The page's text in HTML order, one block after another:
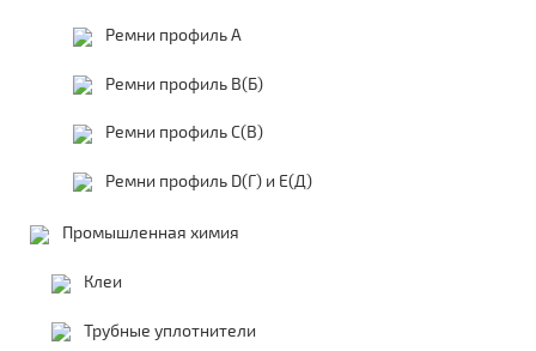
Ремни профиль А
Ремни профиль В(Б)
Ремни профиль С(В)
Ремни профиль D(Г) и E(Д)
Промышленная химия
Клеи
Трубные уплотнители